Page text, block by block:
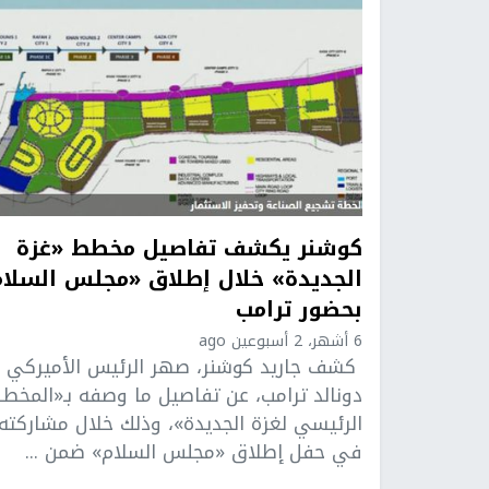
كوشنر يكشف تفاصيل مخطط «غزة
الجديدة» خلال إطلاق «مجلس
بحضور ترامب
6 أشهر، 2 أسبوعين ago
كشف جاريد كوشنر، صهر الرئيس الأميركي
دونالد ترامب، عن تفاصيل ما وصفه
الرئيسي لغزة الجديدة»، وذلك خلال
في حفل إطلاق «مجلس السلام» ضمن ...